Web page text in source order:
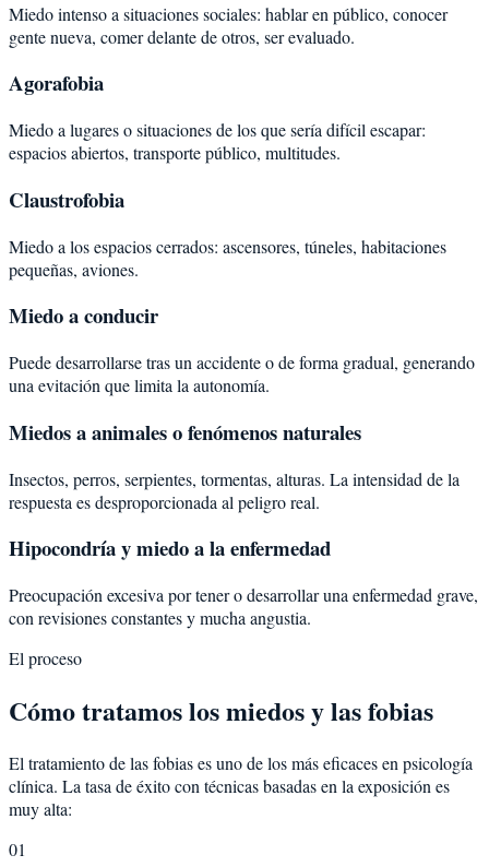
Miedo intenso a situaciones sociales: hablar en público, conocer
gente nueva, comer delante de otros, ser evaluado.
Agorafobia
Miedo a lugares o situaciones de los que sería difícil escapar:
espacios abiertos, transporte público, multitudes.
Claustrofobia
Miedo a los espacios cerrados: ascensores, túneles, habitaciones
pequeñas, aviones.
Miedo a conducir
Puede desarrollarse tras un accidente o de forma gradual, generando
una evitación que limita la autonomía.
Miedos a animales o fenómenos naturales
Insectos, perros, serpientes, tormentas, alturas. La intensidad de la
respuesta es desproporcionada al peligro real.
Hipocondría y miedo a la enfermedad
Preocupación excesiva por tener o desarrollar una enfermedad grave,
con revisiones constantes y mucha angustia.
El proceso
Cómo tratamos los miedos y las fobias
El tratamiento de las fobias es uno de los más eficaces en psicología
clínica. La tasa de éxito con técnicas basadas en la exposición es
muy alta:
01